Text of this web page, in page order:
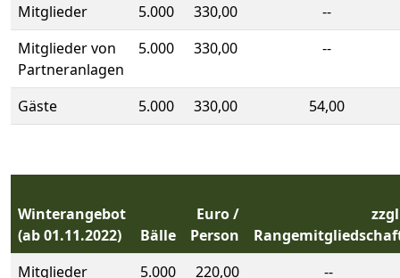
Mitglieder
5.000 330,00
--
Mitglieder von
Partneranlagen
5.000 330,00 --
Gäste 5.000 330,00 54,00
Winterangebot
(ab 01.11.2022)
Bälle
Euro /
Person
Mitglieder
5.000 220,00 --